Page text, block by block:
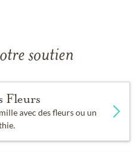
soutien
Fleurs
avec des fleurs ou un